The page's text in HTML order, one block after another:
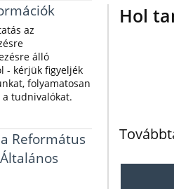
az
álló
- kérjük figyeljék
folyamatosan
tudnivalókat.
Református
Hol